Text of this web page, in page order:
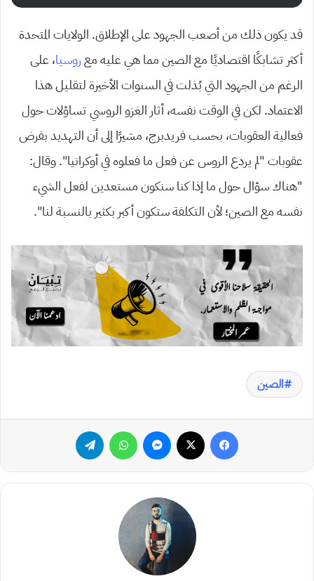
قد يكون ذلك من أصعب الجهود على الإطلاق. الولايات المتحدة
أكثر تشابكًا اقتصاديًا مع الصين مما هي عليه معروسيا، على
الرغم من الجهود التي بُذلت في السنوات الأخيرة لتقليل هذا
الاعتماد. لكن في الوقت نفسه، أثار الغزو الروسي تساؤلات حول
فعالية العقوبات، بحسب فريدبرج، مشيرًا إلى أن التهديد بفرض
عقوبات “لم يردع الروس عن فعل ما فعلوه في أوكرانيا”.وقال:
“هناك سؤال حول ما إذا كنا سنكون مستعدين لفعل الشيء
نفسه مع الصين؛ لأن التكلفة ستكون أكبر بكثير بالنسبة لنا”.
الصين
فيسبوك ماسنجر واتساب